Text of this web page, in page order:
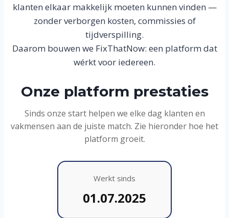
klanten elkaar makkelijk moeten kunnen vinden —
zonder verborgen kosten, commissies of
tijdverspilling.
Daarom bouwen we FixThatNow: een platform dat
wérkt voor iedereen.
Onze platform prestaties
Sinds onze start helpen we elke dag klanten en
vakmensen aan de juiste match. Zie hieronder hoe het
platform groeit.
Werkt sinds
01.07.2025